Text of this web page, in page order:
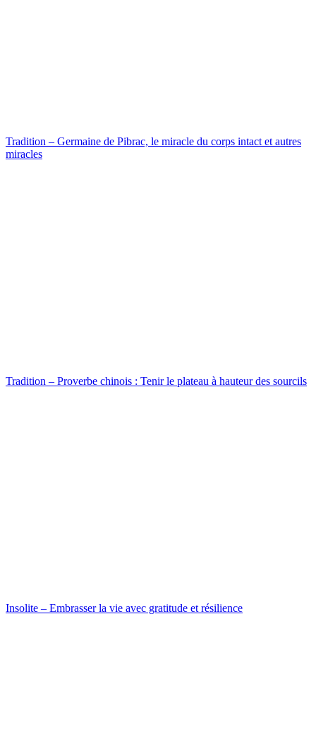
Tradition – Germaine de Pibrac, le miracle du corps intact et autres
miracles
Tradition – Proverbe chinois : Tenir le plateau à hauteur des sourcils
Insolite – Embrasser la vie avec gratitude et résilience